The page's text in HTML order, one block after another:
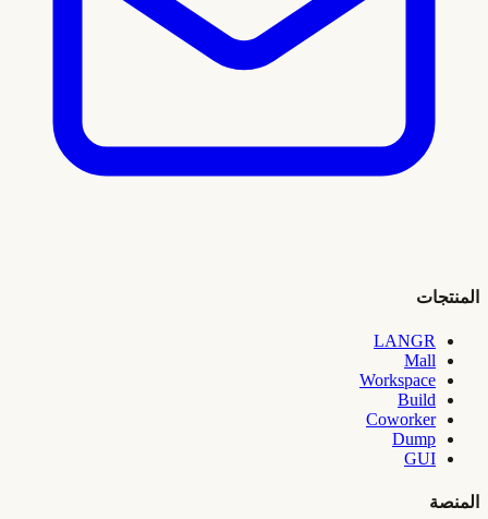
المنتجات
LANGR
Mall
Workspace
Build
Coworker
Dump
GUI
المنصة